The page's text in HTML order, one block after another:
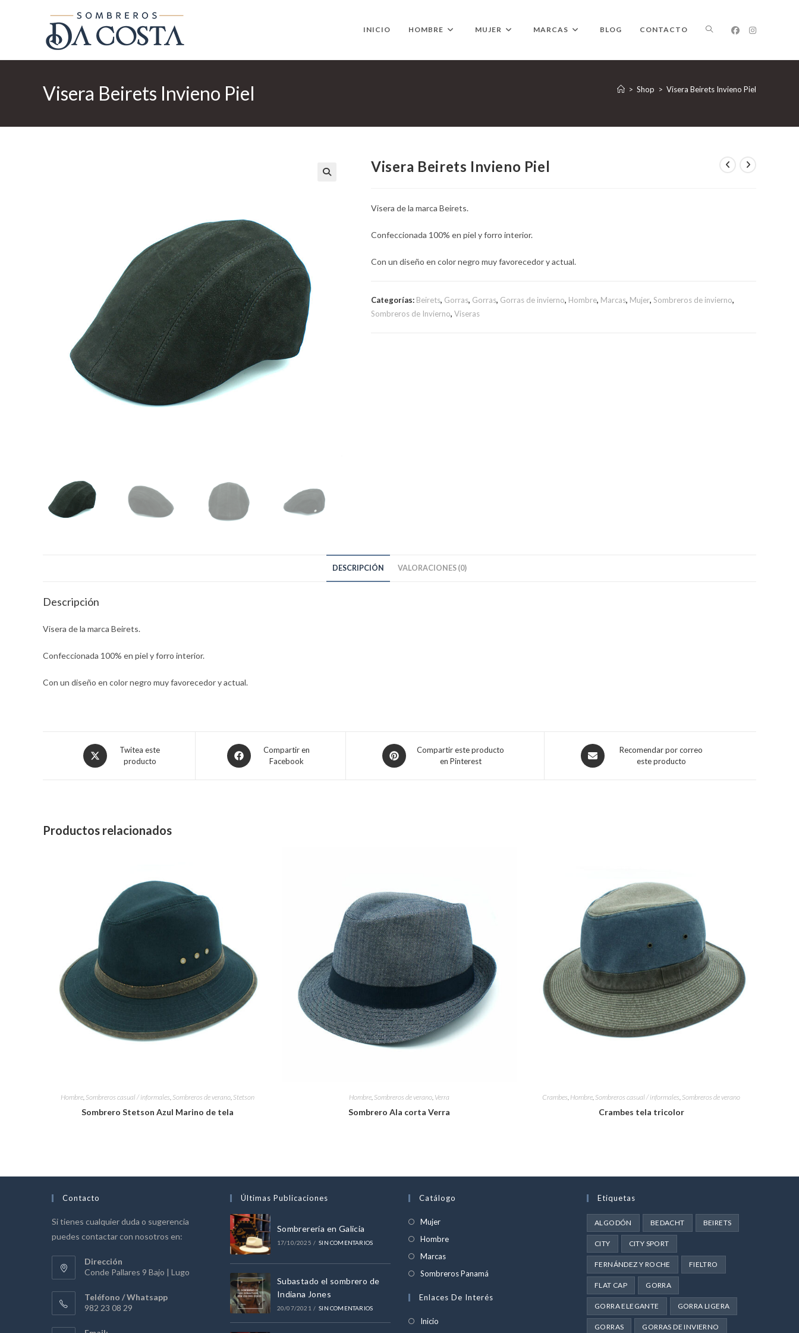
INICIO HOMBRE MUJER MARCAS BLOG CONTACTO ALTERNAR
BÚSQUEDA
Visera Beirets Invieno Piel > Shop > Visera Beirets Invieno Piel
Visera Beirets Invieno Piel
Visera de la marca Beirets.
Confeccionada 100% en piel y forro interior.
Con un diseño en color negro muy favorecedor y actual.
Categorías: Beirets, Gorras, Gorras, Gorras de invierno, Hombre, Marcas, Mujer, Sombreros de invierno,
Sombreros de Invierno, Viseras
DESCRIPCIÓN VALORACIONES (0)
Descripción
Visera de la marca Beirets.
Confeccionada 100% en piel y forro interior.
Con un diseño en color negro muy favorecedor y actual.
Opens
in
Twitea este
producto
Opens
in
Compartir en
Facebook
Opens
in
Compartir este producto
en Pinterest
Opens
in
Recomendar por correo
este producto
Productos relacionados
Hombre, Sombreros casual / informales, Sombreros de verano, Stetson
Sombrero Stetson Azul Marino de tela
Hombre, Sombreros de verano, Verra
Sombrero Ala corta Verra
Crambes, Hombre, Sombreros casual / informales, Sombreros de verano
Crambes tela tricolor
Contacto
Si tienes cualquier duda o sugerencia
puedes contactar con nosotros en:
Dirección
Conde Pallares 9 Bajo | Lugo
Teléfono / Whatsapp
982 23 08 29
Últimas Publicaciones
Sombrerería en Galicia
17/10/2025 / SIN COMENTARIOS
Subastado el sombrero de
Indiana Jones
20/07/2021 / SIN COMENTARIOS
Catálogo
MujerSe
abre
pestaña
HombreSe
nueva
MarcasSe
abre
una
Sombreros Panamá
en
Enlaces De Interés
Inicio
Etiquetas
ALGODÓN BEDACHT BEIRETS
CITY CITY SPORT
FERNÁNDEZ Y ROCHE FIELTRO
FLAT CAP GORRA
GORRA ELEGANTE GORRA LIGERA
GORRAS GORRAS DE INVIERNO